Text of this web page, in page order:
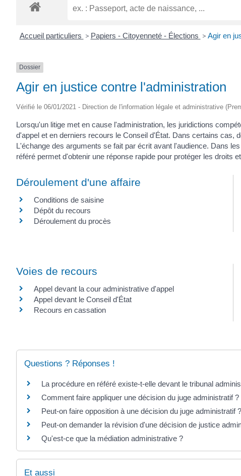
Accueil particuliers > Papiers - Citoyenneté - Élections > Agir en
Dossier
Agir en justice contre l'administration
Vérifié le 06/01/2021 - Direction de l'information légale et administrative
Lorsqu'un litige met en cause l'administration, les juridictions
d'appel et en derniers recours le Conseil d'État. Dans certains cas,
L'échange des arguments se fait par écrit avant l'audience. Dans
référé permet d'obtenir une réponse rapide pour protéger les droits
Déroulement d'une affaire
Conditions de saisine
Dépôt du recours
Déroulement du procès
Voies de recours
Appel devant la cour administrative d'appel
Appel devant le Conseil d'État
Recours en cassation
Questions ? Réponses !
La procédure en référé existe-t-elle devant le tribunal
Comment faire appliquer une décision du juge administratif ?
Peut-on faire opposition à une décision du juge administratif ?
Peut-on demander la révision d'une décision de justice
Qu'est-ce que la médiation administrative ?
Et aussi